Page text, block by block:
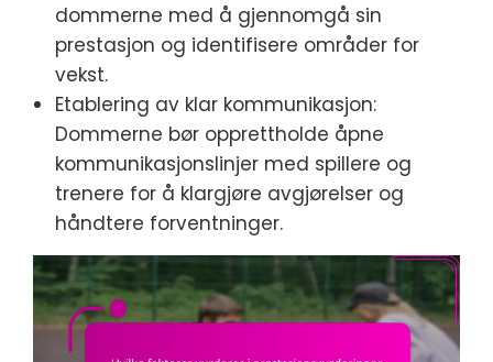
dommerne med å gjennomgå sin
prestasjon og identifisere områder for
vekst.
Etablering av klar kommunikasjon:
Dommerne bør opprettholde åpne
kommunikasjonslinjer med spillere og
trenere for å klargjøre avgjørelser og
håndtere forventninger.